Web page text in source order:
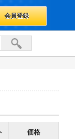
会員登録
価格